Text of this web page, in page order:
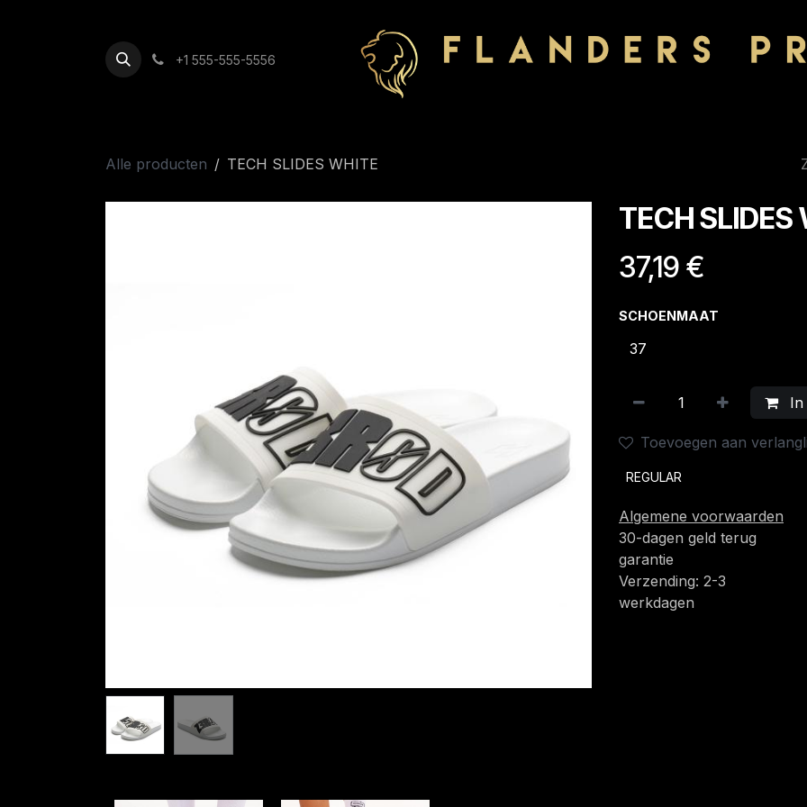
+1 555-555-5556
Alle producten TECH SLIDES WHITE
TECH SLIDES
37,19 €
SCHOENMAAT
In
Toevoegen aan
REGULAR
Algemene voorwaarden
30-dagen geld terug
garantie
Verzending: 2-3
werkdagen